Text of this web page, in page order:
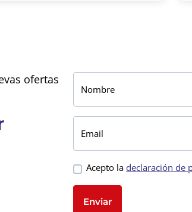
ofertas
Nombre
Email
Acepto ladeclaración de
Enviar